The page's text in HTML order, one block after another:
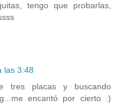
tengo que probarlas,
las 3:48
tres placas y buscando
encantó por cierto :)